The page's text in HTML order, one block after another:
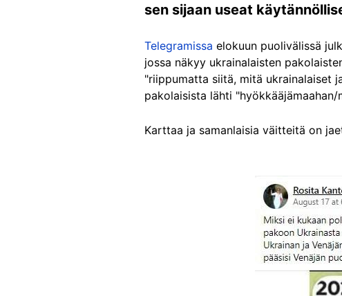
sen sijaan useat
Telegramissa elokuun puolivälissä
jossa näkyy ukrainalaisten
"riippumatta siitä, mitä ukrainalaiset
pakolaisista lähti
Karttaa ja samanlaisia väitteitä on